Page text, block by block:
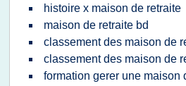
histoire x maison de retraite
maison de retraite bd
classement des maison de
classement des maison de
formation gerer une maison